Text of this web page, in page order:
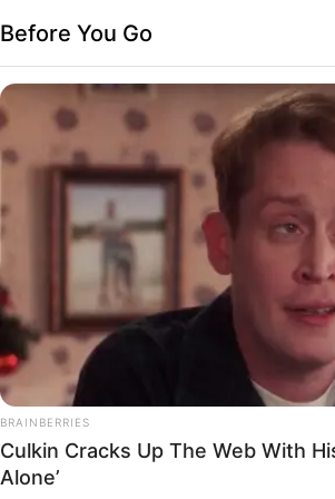
Before You Go
BRAINBERRIES
Culkin Cracks Up The Web With
Alone’